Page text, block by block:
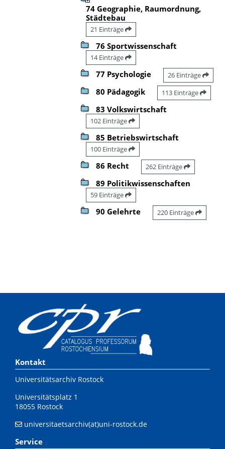
74 Geographie, Raumordnung,
Städtebau
21 Einträge
76 Sportwissenschaft
14 Einträge
77 Psychologie 26 Einträge
80 Pädagogik 113 Einträge
83 Volkswirtschaft
102 Einträge
85 Betriebswirtschaft
100 Einträge
86 Recht 262 Einträge
89 Politikwissenschaften
59 Einträge
90 Gelehrte 220 Einträge
Kontakt
Universitätsarchiv Rostock
Universitätsplatz 1
18055 Rostock
universitaetsarchiv(at)uni-rostock.de
Service